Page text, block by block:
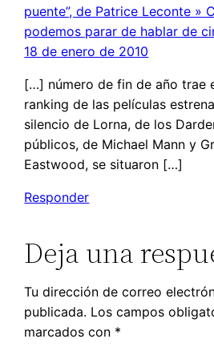
puente”, de Patrice Leconte »
podemos parar de hablar de
18 de enero de 2010
[…] número de fin de año trae
ranking de las películas
silencio de Lorna, de los
públicos, de Michael Mann y
Eastwood, se situaron […]
Responder
Deja una
Tu dirección de correo
publicada. Los campos
marcados con *